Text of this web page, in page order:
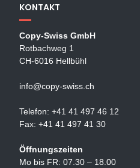
KONTAKT
Copy-Swiss GmbH
Rotbachweg 1
CH-6016 Hellbühl
info@copy-swiss.ch
Telefon: +41 41 497 46 12
Fax: +41 41 497 41 30
Öffnungszeiten
Mo bis FR: 07.30 – 18.00